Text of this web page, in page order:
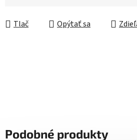
Tlač Opýtať sa
Podobné produkty